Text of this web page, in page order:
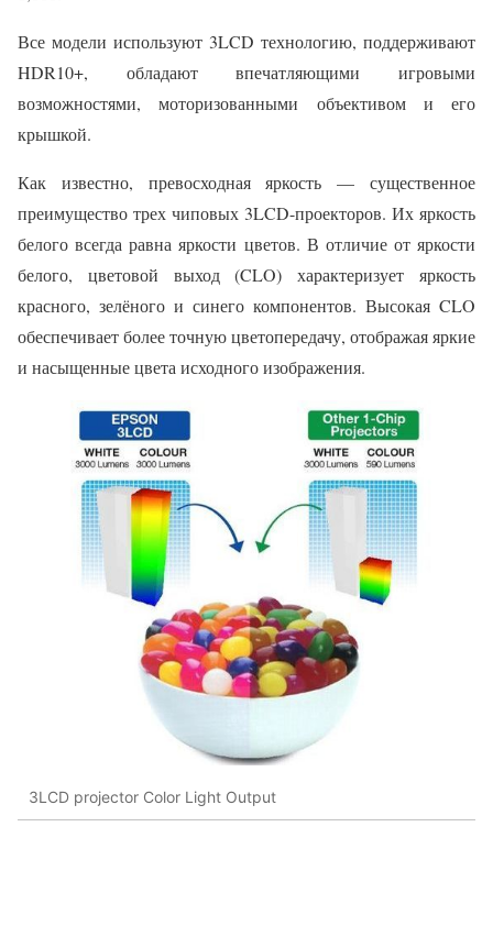
Все модели используют 3LCD технологию, поддерживают
HDR10+, обладают впечатляющими игровыми
возможностями, моторизованными объективом и его
крышкой.
Как известно, превосходная яркость — существенное
преимущество трех чиповых 3LCD-проекторов. Их яркость
белого всегда равна яркости цветов. В отличие от яркости
белого, цветовой выход (CLO) характеризует яркость
красного, зелёного и синего компонентов. Высокая CLO
обеспечивает более точную цветопередачу, отображая яркие
и насыщенные цвета исходного изображения.
3LCD projector Color Light Output